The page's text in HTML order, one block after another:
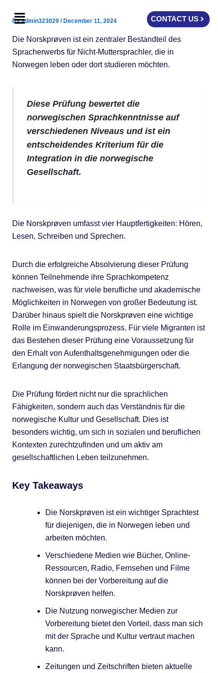
Menu CONTACT US
Byadmin323029 /December 11, 2024
Die Norskprøven ist ein zentraler Bestandteil des
Spracherwerbs für Nicht-Muttersprachler, die in
Norwegen leben oder dort studieren möchten.
Diese Prüfung bewertet die
norwegischen Sprachkenntnisse auf
verschiedenen Niveaus und ist ein
entscheidendes Kriterium für die
Integration in die norwegische
Gesellschaft.
Die Norskprøven umfasst vier Hauptfertigkeiten: Hören,
Lesen, Schreiben und Sprechen.
Durch die erfolgreiche Absolvierung dieser Prüfung
können Teilnehmende ihre Sprachkompetenz
nachweisen, was für viele berufliche und akademische
Möglichkeiten in Norwegen von großer Bedeutung ist.
Darüber hinaus spielt die Norskprøven eine wichtige
Rolle im Einwanderungsprozess. Für viele Migranten ist
das Bestehen dieser Prüfung eine Voraussetzung für
den Erhalt von Aufenthaltsgenehmigungen oder die
Erlangung der norwegischen Staatsbürgerschaft.
Die Prüfung fördert nicht nur die sprachlichen
Fähigkeiten, sondern auch das Verständnis für die
norwegische Kultur und Gesellschaft. Dies ist
besonders wichtig, um sich in sozialen und beruflichen
Kontexten zurechtzufinden und um aktiv am
gesellschaftlichen Leben teilzunehmen.
Key Takeaways
Die Norskprøven ist ein wichtiger Sprachtest
für diejenigen, die in Norwegen leben und
arbeiten möchten.
Verschiedene Medien wie Bücher, Online-
Ressourcen, Radio, Fernsehen und Filme
können bei der Vorbereitung auf die
Norskprøven helfen.
Die Nutzung norwegischer Medien zur
Vorbereitung bietet den Vorteil, dass man sich
mit der Sprache und Kultur vertraut machen
kann.
Zeitungen und Zeitschriften bieten aktuelle